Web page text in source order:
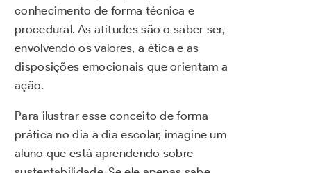
conhecimento de forma técnica e
procedural. As atitudes são o saber ser,
envolvendo os valores, a ética e as
disposições emocionais que orientam a
ação.
Para ilustrar esse conceito de forma
prática no dia a dia escolar, imagine um
aluno que está aprendendo sobre